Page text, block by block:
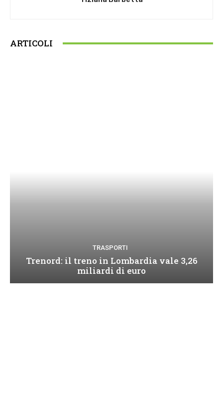
ARTICOLI
TRASPORTI
Trenord: il treno in Lombardia vale 3,26
miliardi di euro